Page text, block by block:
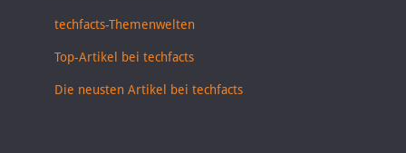
techfacts-Themenwelten
Top-Artikel bei techfacts
Die neusten Artikel bei techfacts